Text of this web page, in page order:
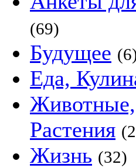
(69)
Будущее
Еда,
Животные,
Растения
Жизнь (32)